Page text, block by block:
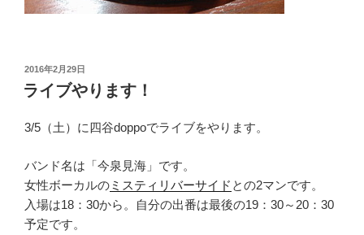
投
稿
日:
2016年2月29日
ライブやります！
3/5（土）に四谷doppoでライブをやります。
バンド名は「今泉見海」です。
女性ボーカルのミスティリバーサイド との2マンです。
入場は18：30から。自分の出番は最後の19：30～20：30
予定です。